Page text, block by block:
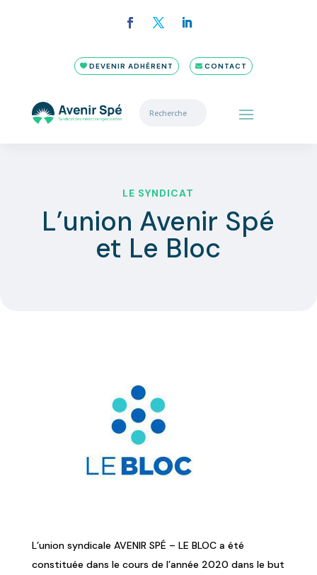
DEVENIR ADHÉRENT CONTACT
LE SYNDICAT
L’union Avenir Spé
et Le Bloc
L’union syndicale AVENIR SPÉ – LE BLOC a été
constituée dans le cours de l’année 2020 dans le but